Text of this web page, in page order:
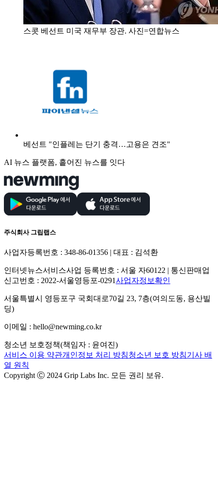
스콧 베선트 미국 재무부 장관. 사진=연합뉴스
베선트 "인플레는 단기 충격…고용은 견조"
AI 뉴스 플랫폼, 흩어진 뉴스를 잇다
주식회사 그립랩스
사업자등록번호 : 348-86-01356 | 대표 : 김석환
인터넷뉴스서비스사업 등록번호 : 서울 자60122 | 통신판매업
신고번호 : 2022-서울영등포-0291사업자정보확인
서울특별시 영등포구 국회대로70길 23, 7층(여의도동, 용산빌
딩)
이메일 : hello@newming.co.kr
청소년 보호정책(책임자 : 윤여진)
서비스 이용 약관개인정보 처리 방침청소년 보호 방침기사 배
열 원칙
Copyright Ⓒ 2024 Grip Labs Inc. 모든 권리 보유.